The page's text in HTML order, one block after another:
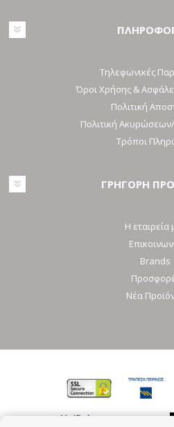
Τηλεφωνικές
Όροι Χρήσης &
Πολιτική
Πολιτική
Τρόποι
ΓΡΗΓΟΡΗ
Η εταιρεία
Brands
Νέα